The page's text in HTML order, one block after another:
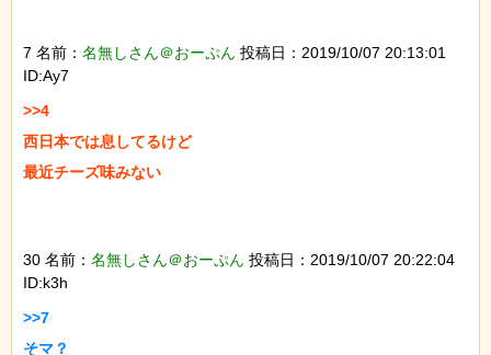
7 名前： 名無しさん＠おーぷん 投稿日：2019/10/07 20:13:01
ID:Ay7
>>4
西日本では息してるけど
最近チーズ味みない
30 名前： 名無しさん＠おーぷん 投稿日：2019/10/07 20:22:04
ID:k3h
>>7
そマ？